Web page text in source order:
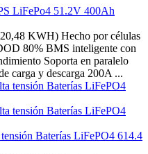
LiFePo4 51.2V 400Ah
KWH) Hecho por células
80% BMS inteligente con
Soporta en paralelo
carga y descarga 200A ...
Baterías LiFePO4 614.4